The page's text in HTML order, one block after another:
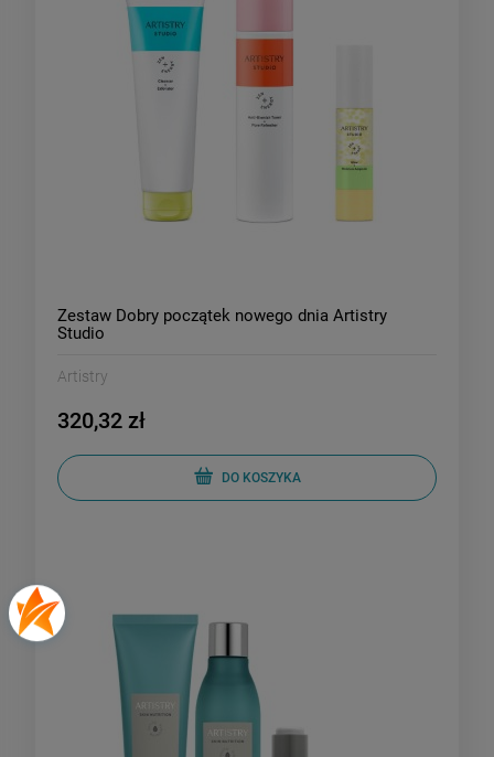
Zestaw Dobry początek nowego dnia Artistry
Studio
Artistry
320,32 zł
DO KOSZYKA